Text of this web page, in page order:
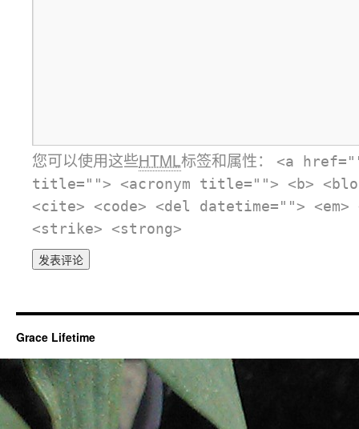
您可以使用这些HTML标签和属性：
<a
title=""> <acronym title=""> <b>
<cite> <code> <del datetime="">
<strike> <strong>
Grace Lifetime